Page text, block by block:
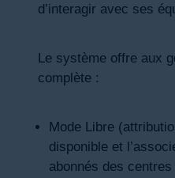
d’interagir avec ses
Le système offre aux
complète :
Mode Libre
disponible et
abonnés des